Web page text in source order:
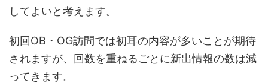
してよいと考えます。
初回OB・OG訪問では初耳の内容が多いことが期待
されますが、回数を重ねるごとに新出情報の数は減
ってきます。